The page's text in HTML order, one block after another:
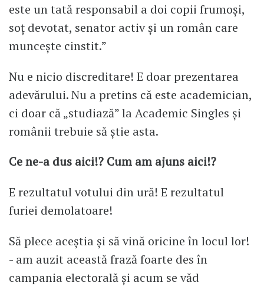
este un tată responsabil a doi copii frumoși,
soț devotat, senator activ și un român care
muncește cinstit.”
Nu e nicio discreditare! E doar prezentarea
adevărului. Nu a pretins că este academician,
ci doar că „studiază” la Academic Singles și
românii trebuie să știe asta.
Ce ne-a dus aici!? Cum am ajuns aici!?
E rezultatul votului din ură! E rezultatul
furiei demolatoare!
Să plece aceștia și să vină oricine în locul lor!
- am auzit această frază foarte des în
campania electorală și acum se văd